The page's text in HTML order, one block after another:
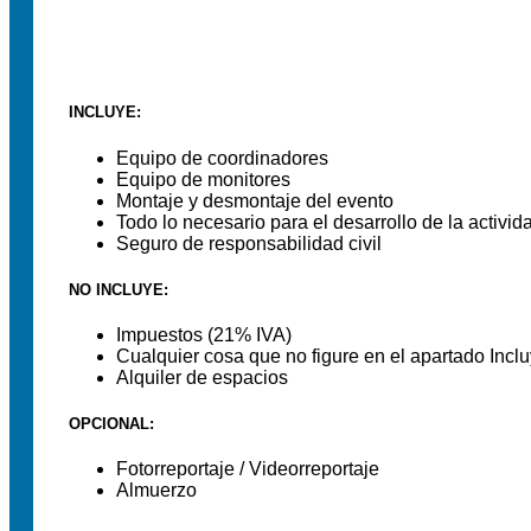
INCLUYE:
Equipo de coordinadores
Equipo de monitores
Montaje y desmontaje del evento
Todo lo necesario para el desarrollo de la
Seguro de responsabilidad civil
NO INCLUYE:
Impuestos (21% IVA)
Cualquier cosa que no figure en el apartado
Alquiler de espacios
OPCIONAL:
Fotorreportaje / Videorreportaje
Almuerzo